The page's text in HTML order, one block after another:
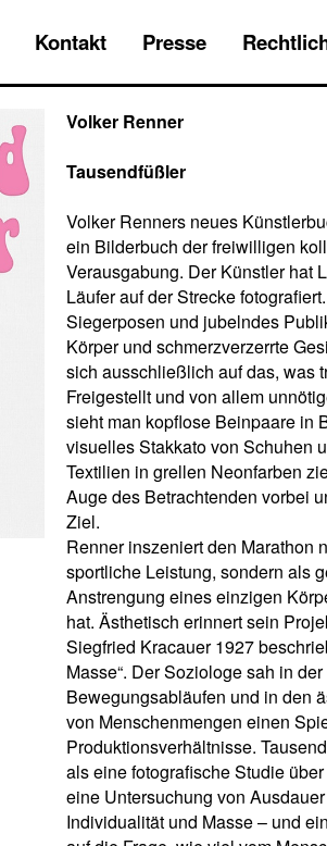
Kontakt Presse
Volker Renner
Tausendfüßler
Volker Renners neues
ein Bilderbuch der freiwilligen
Verausgabung. Der Künstler hat
Läufer auf der Strecke
Siegerposen und jubelndes
Körper und schmerzverzerrte
sich ausschließlich auf das, was
Freigestellt und von allem
sieht man kopflose Beinpaare in
visuelles Stakkato von Schuhen
Textilien in grellen Neonfarben
Auge des Betrachtenden vorbei
Ziel.
Renner inszeniert den Marathon
sportliche Leistung, sondern als
Anstrengung eines einzigen
hat. Ästhetisch erinnert sein
Siegfried Kracauer 1927
Masse“. Der Soziologe sah in
Bewegungsabläufen und in den
von Menschenmengen einen
Produktionsverhältnisse.
als eine fotografische Studie
eine Untersuchung von
Individualität und Masse – und